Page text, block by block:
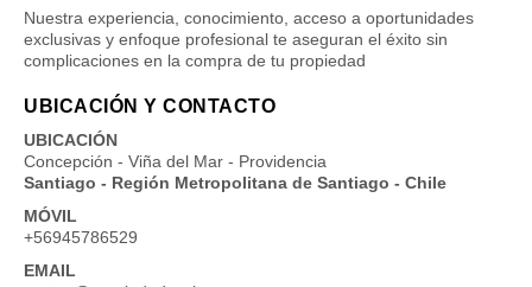
Nuestra experiencia, conocimiento, acceso a oportunidades
exclusivas y enfoque profesional te aseguran el éxito sin
complicaciones en la compra de tu propiedad
UBICACIÓN Y CONTACTO
UBICACIÓN
Concepción - Viña del Mar - Providencia
Santiago - Región Metropolitana de Santiago - Chile
MÓVIL
+56945786529
EMAIL